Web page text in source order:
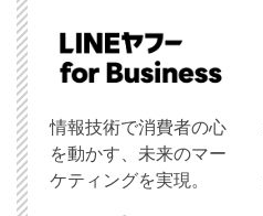
情報技術で消費者の心
を動かす、未来のマー
ケティングを実現。